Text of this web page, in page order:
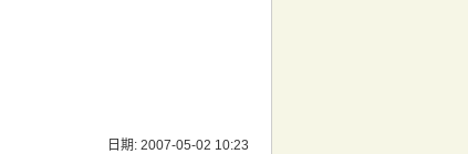
日期: 2007-05-02 10:23